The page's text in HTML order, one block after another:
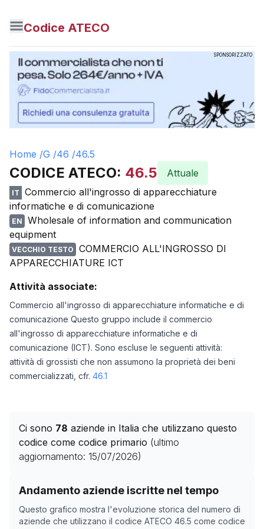
Codice ATECO
SPONSORIZZATO
Home /G /46 /46.5
CODICE ATECO: 46.5 Attuale
IT
Commercio all'ingrosso di apparecchiature
informatiche e di comunicazione
EN
Wholesale of information and communication
equipment
VECCHIO TESTO
COMMERCIO ALL'INGROSSO DI
APPARECCHIATURE ICT
Attività associate:
Commercio all'ingrosso di apparecchiature informatiche e di
comunicazione Questo gruppo include il commercio
all'ingrosso di apparecchiature informatiche e di
comunicazione (ICT). Sono escluse le seguenti attività:
attività di grossisti che non assumono la proprietà dei beni
commercializzati, cfr. 46.1
Ci sono 78 aziende in Italia che utilizzano questo
codice come codice primario (ultimo
aggiornamento: 15/07/2026)
Andamento aziende iscritte nel tempo
Questo grafico mostra l'evoluzione storica del numero di
aziende che utilizzano il codice ATECO 46.5 come codice
Storico numero di aziende con codice ATECO
Data rilevazione
09/04/2025
53